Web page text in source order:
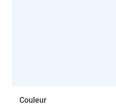
Couleur